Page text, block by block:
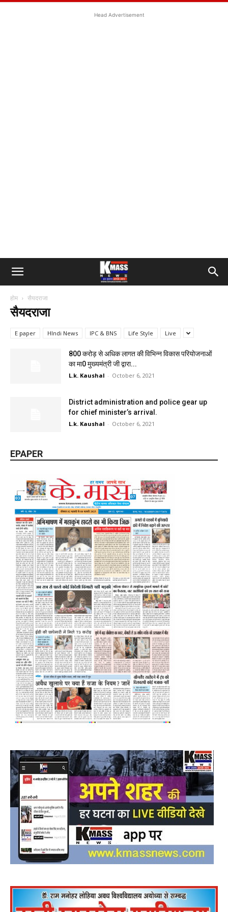
Head Advertisement
होम सैयदराजा
सैयदराजा
E paper HIndi News IPC & BNS Life Style Live
800 करोड़ से अधिक लागत की विभिन्न विकास परियोजनाओं
का मा0 मुख्यमंत्री जी द्वारा...
L.k. Kaushal - October 6, 2021
District administration and police gear up
for chief minister’s arrival.
L.k. Kaushal - October 6, 2021
EPAPER